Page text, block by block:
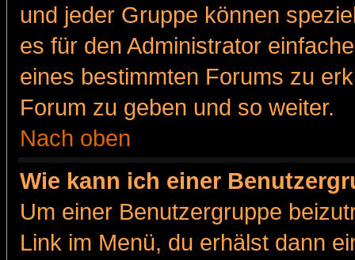
und jeder Gruppe können
es für den Administrator
eines bestimmten Forums zu
Forum zu geben und so weiter.
Nach oben
Wie kann ich einer
Um einer Benutzergruppe
Link im Menü, du erhälst dann